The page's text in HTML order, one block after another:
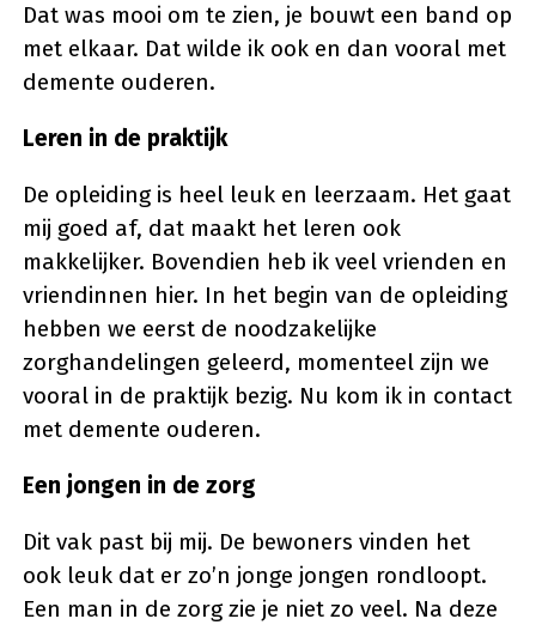
Dat was mooi om te zien, je bouwt een band op
met elkaar. Dat wilde ik ook en dan vooral met
demente ouderen.
Leren in de praktijk
De opleiding is heel leuk en leerzaam. Het gaat
mij goed af, dat maakt het leren ook
makkelijker. Bovendien heb ik veel vrienden en
vriendinnen hier. In het begin van de opleiding
hebben we eerst de noodzakelijke
zorghandelingen geleerd, momenteel zijn we
vooral in de praktijk bezig. Nu kom ik in contact
met demente ouderen.
Een jongen in de zorg
Dit vak past bij mij. De bewoners vinden het
ook leuk dat er zo’n jonge jongen rondloopt.
Een man in de zorg zie je niet zo veel. Na deze